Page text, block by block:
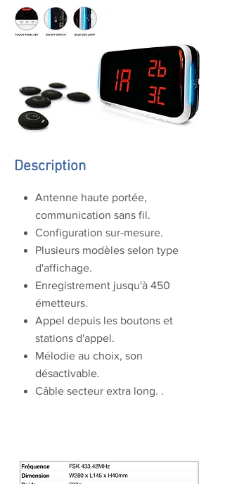
Description
Antenne haute portée,
communication sans fil.
Configuration sur-mesure.
Plusieurs modèles selon type
d'affichage.
Enregistrement jusqu'à 450
émetteurs.
Appel depuis les boutons et
stations d'appel.
Mélodie au choix, son
désactivable.
Câble secteur extra long. .